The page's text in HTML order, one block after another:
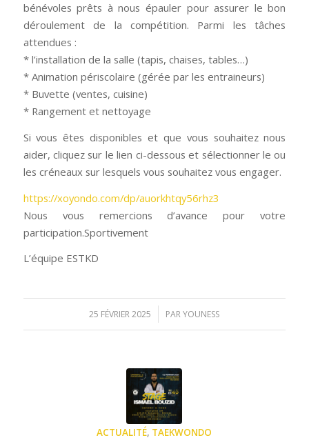
bénévoles prêts à nous épauler pour assurer le bon
déroulement de la compétition. Parmi les tâches
attendues :
* l’installation de la salle (tapis, chaises, tables…)
* Animation périscolaire (gérée par les entraineurs)
* Buvette (ventes, cuisine)
* Rangement et nettoyage
Si vous êtes disponibles et que vous souhaitez nous
aider, cliquez sur le lien ci-dessous et sélectionner le ou
les créneaux sur lesquels vous souhaitez vous engager.
https://xoyondo.com/dp/auorkhtqy56rhz3
Nous vous remercions d’avance pour votre
participation.Sportivement
L’équipe ESTKD
25 FÉVRIER 2025
/ PARYOUNESS
ACTUALITÉ, TAEKWONDO